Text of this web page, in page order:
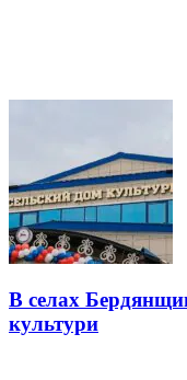
В селах
культури